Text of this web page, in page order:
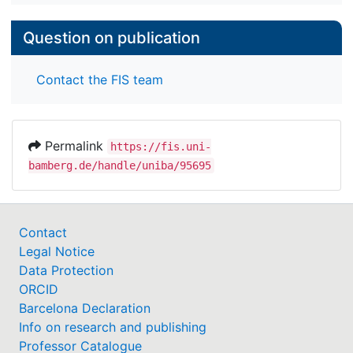
Stoa) nicht frei darüber bestimmen können, ob sie
eine jeweilige ÜTW-Art verwirklichen können oder
Question on publication
Contact the FIS team
Permalink
https://fis.uni-
bamberg.de/handle/uniba/95695
Contact
Legal Notice
Data Protection
ORCID
Barcelona Declaration
Info on research and publishing
Professor Catalogue